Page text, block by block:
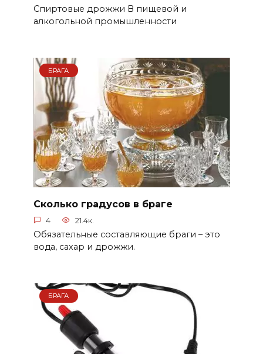
Спиртовые дрожжи В пищевой и
алкогольной промышленности
БРАГА
Сколько градусов в браге
4 21.4к.
Обязательные составляющие браги – это
вода, сахар и дрожжи.
БРАГА